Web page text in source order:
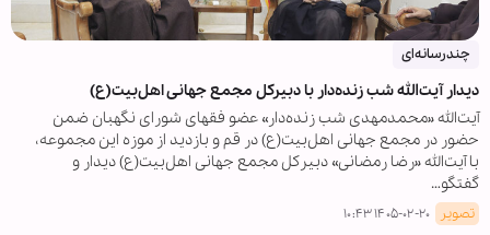
چندرسانه‌ای
دیدار آیت‌الله شب ‌زنده‌دار با دبیرکل مجمع جهانی اهل‌بیت(ع)
آیت‌الله «محمدمهدی شب زنده‌دار» عضو فقهای شورای نگهبان ضمن
حضور در مجمع جهانی اهل‌بیت(ع) در قم و بازدید از موزه این مجموعه،
با آیت‌الله «رضا رمضانی» دبیرکل مجمع جهانی اهل‌بیت(ع) دیدار و
گفتگو…
تصویر ۱۴۰۵-۰۲-۲۰ ۱۰:۴۳